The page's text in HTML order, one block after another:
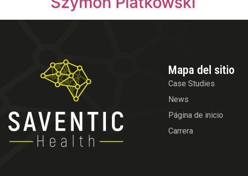
Mapa del sitio
Case Studies
News
Página de inicio
Carrera